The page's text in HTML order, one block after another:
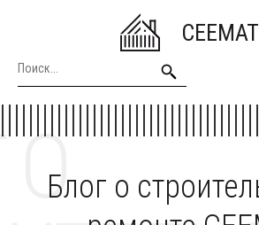
CEEMAT
Блог о
О